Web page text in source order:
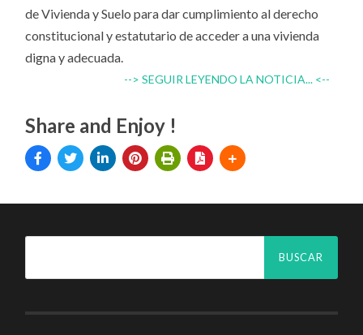
de Vivienda y Suelo para dar cumplimiento al derecho
constitucional y estatutario de acceder a una vivienda
digna y adecuada.
--> SEGUIR LEYENDO LA NOTICIA... <--
Share and Enjoy !